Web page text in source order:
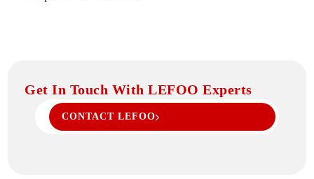
Get In Touch With LEFOO Experts
CONTACT LEFOO